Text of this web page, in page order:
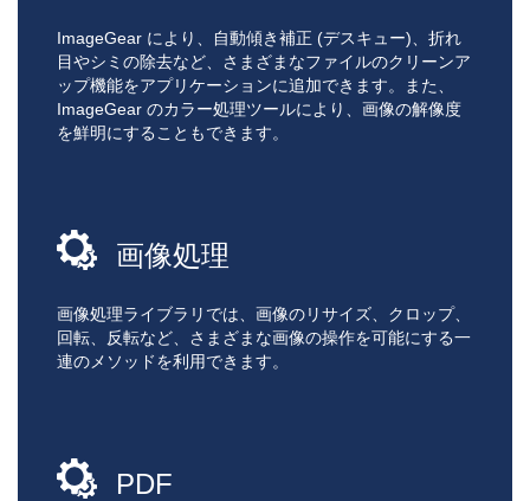
ImageGear により、自動傾き補正 (デスキュー)、折れ
目やシミの除去など、さまざまなファイルのクリーンア
ップ機能をアプリケーションに追加できます。また、
ImageGear のカラー処理ツールにより、画像の解像度
を鮮明にすることもできます。
画像処理
画像処理ライブラリでは、画像のリサイズ、クロップ、
回転、反転など、さまざまな画像の操作を可能にする一
連のメソッドを利用できます。
PDF